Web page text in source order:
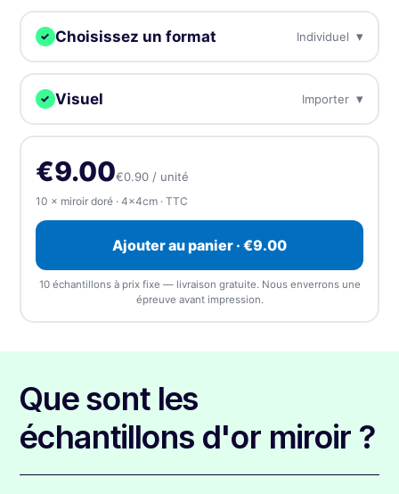
Nous découpons vos samples à la forme de votre choix.
Personnalisé Cercle Ovale
✓ Choisissez un format Individuel ▾
Choisissez comment recevoir vos samples.
Individuel
Autocollants découpés
individuellement (simples)
Sur des feuilles pour un
pelage et une application
✓ Visuel Importer ▾
Importez, créez en ligne ou envoyez plus tard — chaque
⬆️ Importer
Importer le visuel
nous acceptons tout type de
épreuve gratuite avant impression.
€9.00€0.90 / unité
10 × miroir doré · 4×4cm · TTC
Ajouter au panier · €9.00
10 échantillons à prix fixe — livraison gratuite. Nous enverrons une
épreuve avant impression.
Que sont les
échantillons d'or miroir ?